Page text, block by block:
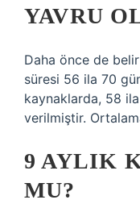
YAVRU
Daha önce de
süresi 56 ila 70
kaynaklarda, 58
verilmiştir.
9 AYLIK
MU?